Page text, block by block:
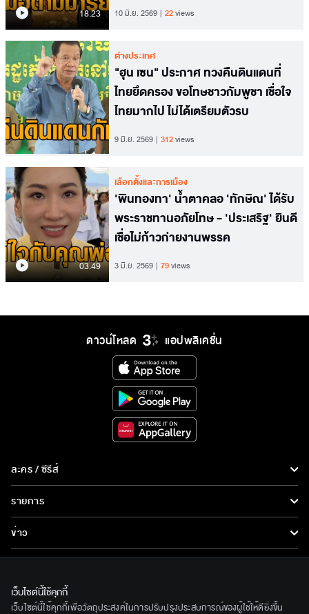
18.23 10 มิ.ย. 2569 22views
ต่างประเทศ
"ฮุน เซน" ประกาศ ทวงคืนดินแดนที่
ไทยยึดครอง ขอโทษชาวกัมพูชา เชื่อใจ
ไทยมากไป ไม่ได้เตรียมตัวรบ
9 มิ.ย. 2569 312views
03.49
เลือกตั้งและการเมือง
'พินทองทา' น้ำตาคลอ 'ทักษิณ' ได้รับ
พระราชทานอภัยโทษ - 'ประเสริฐ' ยินดี
เชื่อไม่ก้าวก่ายงานพรรค
3 มิ.ย. 2569 79views
ดาวน์โหลด แอปพลิเคชั่น
ละคร / ซีรีส์
ละคร/ซีรีส์
ซีรีส์นานาชาติ
การ์ตูน & เกม
รายการ
รายการทั้งหมด
ข่าว
ข่าวทั้งหมด
ข่าวประชาสัมพันธ์
ทีวีออนไลน์
เกี่ยวกับเรา
เว็บไซต์นี้ใช้คุกกี้
เว็บไซต์นี้ใช้คุกกี้เพื่อวัตถุประสงค์ในการปรับปรุงประสบการณ์ของผู้ใช้ให้ดียิ่งขึ้น